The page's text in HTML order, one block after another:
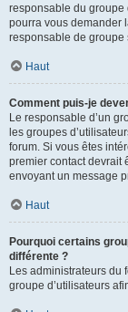
responsable du groupe
pourra vous demander
responsable de groupe
Haut
Comment puis-je
Le responsable d’un
les groupes
forum. Si vous êtes
premier contact devrait
envoyant un message
Haut
Pourquoi certains
différente ?
Les administrateurs du
groupe d’utilisateurs